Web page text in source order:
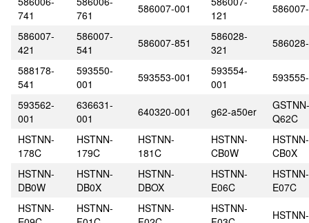
741
761
586007-001
121
586007-
421
586007-
541
586007-851
586028-
321
588178-
541
593550-
001
593553-001
593554-
001
593562-
001
636631-
001
640320-001 g62-a50er
GSTNN-
Q62C
HSTNN-
178C
HSTNN-
179C
HSTNN-
181C
HSTNN-
CB0W
HSTNN-
CB0X
HSTNN-
DB0W
HSTNN-
DB0X
HSTNN-
DBOX
HSTNN-
E06C
HSTNN-
E07C
HSTNN-
HSTNN-
HSTNN-
HSTNN-